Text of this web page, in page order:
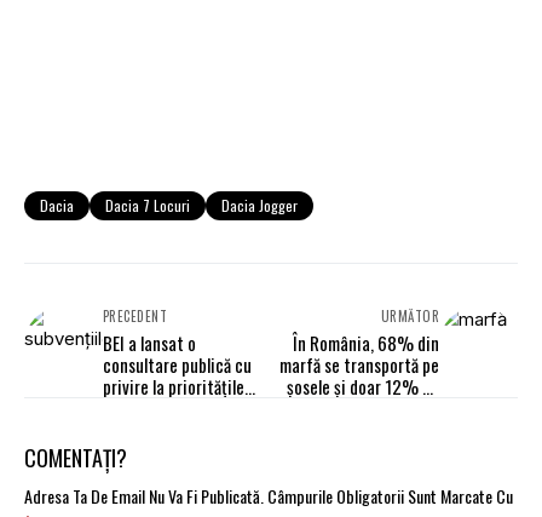
Dacia Dacia 7 Locuri Dacia Jogger
PRECEDENT
BEI a lansat o
consultare publică cu
privire la prioritățile
URMĂTOR
În România, 68% din
marfă se transportă pe
șosele și doar 12% pe
COMENTAȚI?
Adresa Ta De Email Nu Va Fi Publicată.Câmpurile Obligatorii Sunt Marcate Cu